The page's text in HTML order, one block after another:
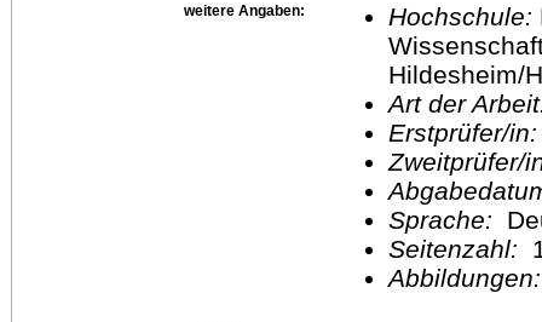
weitere Angaben: Hochschule:
Hildesheim/
Art der
Erstprüfer/
Sprache:
Seitenzahl: